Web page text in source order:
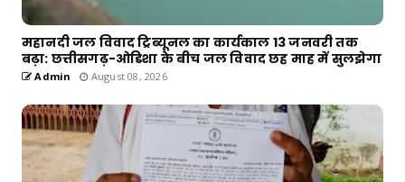
महानदी जल विवाद ट्रिब्यूनल का कार्यकाल 13 जनवरी तक
बढ़ा: छत्तीसगढ़-ओडिशा के बीच जल विवाद छह माह में सुलझेगा
Admin August 08, 2026